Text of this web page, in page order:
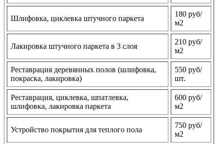
Шлифовка, циклевка штучного паркета
180 руб/
м2
Лакировка штучного паркета в 3 слоя
210 руб/
м2
Реставрация деревянных полов (шлифовка,
покраска, лакировка)
550 руб/
шт.
Реставрация, циклевка, шпатлевка,
шлифовка, лакировка паркета
600 руб/
м2
Устройство покрытия для теплого пола
750 руб/
м2